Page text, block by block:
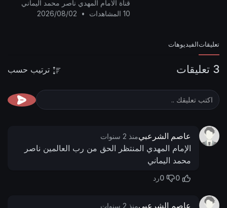
قناة الامام المهدي ناصر محمد اليماني
10 المشاهدات
•
2026/08/02
تعليقات الفيديوهات
3 تعليقات ترتيب حسب
عاصم الشرعبيمنذ 2 سنوات
الإمام المهدي المنتظر الحق من رب العالمين ناصر
محمد اليماني
0
0رد
عاصم الشرعبيمنذ 2 سنوات